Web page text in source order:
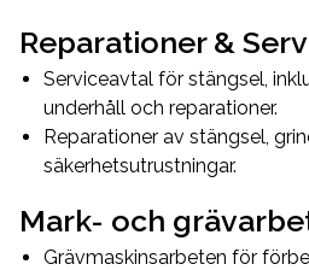
Reparationer &
Serviceavtal för stängsel,
underhåll och reparationer.
Reparationer av stängsel,
säkerhetsutrustningar.
Mark- och
Grävmaskinsarbeten för